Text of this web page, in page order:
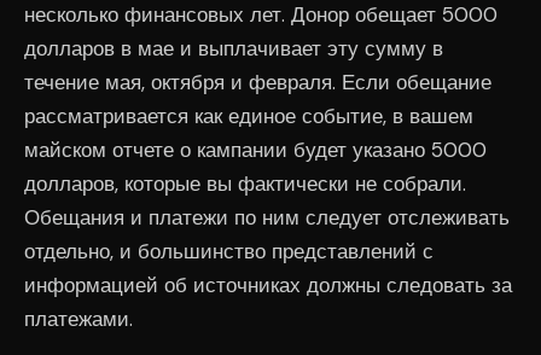
несколько финансовых лет. Донор обещает 5000
долларов в мае и выплачивает эту сумму в
течение мая, октября и февраля. Если обещание
рассматривается как единое событие, в вашем
майском отчете о кампании будет указано 5000
долларов, которые вы фактически не собрали.
Обещания и платежи по ним следует отслеживать
отдельно, и большинство представлений с
информацией об источниках должны следовать за
платежами.